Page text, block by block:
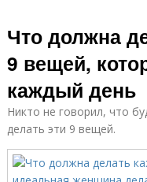
Что должна
9 вещей,
каждый день
Никто не говорил, что
делать эти 9 вещей.